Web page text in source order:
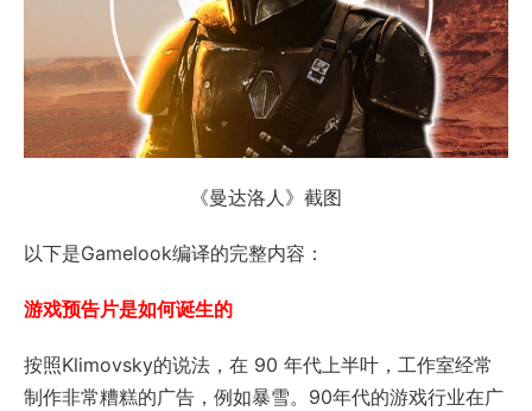
《曼达洛人》截图
以下是Gamelook编译的完整内容：
游戏预告片是如何诞生的
按照Klimovsky的说法，在 90 年代上半叶，工作室经常
制作非常糟糕的广告，例如暴雪。90年代的游戏行业在广